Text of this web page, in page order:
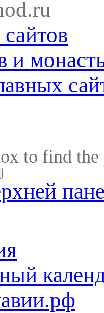
и
to find